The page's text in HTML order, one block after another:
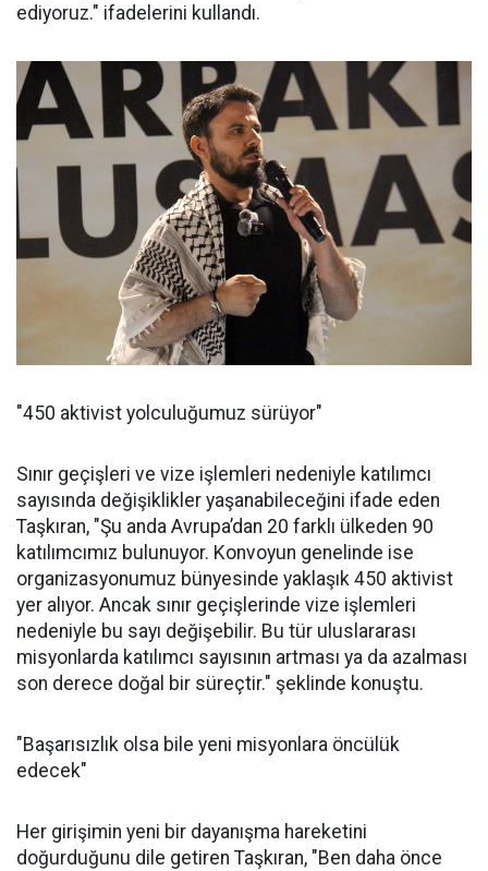
ediyoruz." ifadelerini kullandı.
"450 aktivist yolculuğumuz sürüyor"
Sınır geçişleri ve vize işlemleri nedeniyle katılımcı
sayısında değişiklikler yaşanabileceğini ifade eden
Taşkıran, "Şu anda Avrupa’dan 20 farklı ülkeden 90
katılımcımız bulunuyor. Konvoyun genelinde ise
organizasyonumuz bünyesinde yaklaşık 450 aktivist
yer alıyor. Ancak sınır geçişlerinde vize işlemleri
nedeniyle bu sayı değişebilir. Bu tür uluslararası
misyonlarda katılımcı sayısının artması ya da azalması
son derece doğal bir süreçtir." şeklinde konuştu.
"Başarısızlık olsa bile yeni misyonlara öncülük
edecek"
Her girişimin yeni bir dayanışma hareketini
doğurduğunu dile getiren Taşkıran, "Ben daha önce